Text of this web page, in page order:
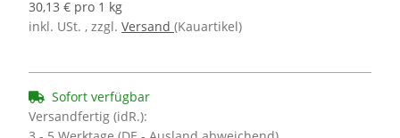
30,13 € pro 1 kg
inkl. USt. , zzgl. Versand (Kauartikel)
Sofort verfügbar
Versandfertig (idR.):